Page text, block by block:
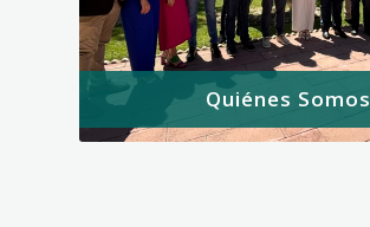
Quiénes Somos